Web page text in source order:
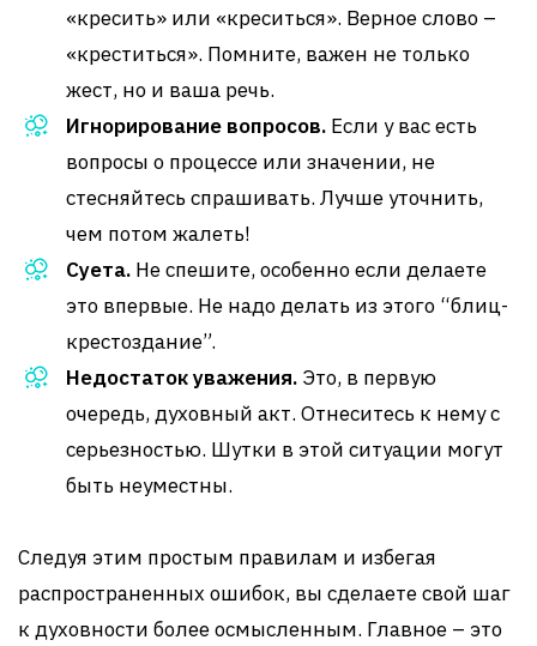
«кресить» или «креситься». Верное слово –
«креститься». Помните, важен не только
жест, но и ваша речь.
Игнорирование вопросов. Если у вас есть
вопросы о процессе или значении, не
стесняйтесь спрашивать. Лучше уточнить,
чем потом жалеть!
Суета. Не спешите, особенно если делаете
это впервые. Не надо делать из этого “блиц-
крестоздание”.
Недостаток уважения. Это, в первую
очередь, духовный акт. Отнеситесь к нему с
серьезностью. Шутки в этой ситуации могут
быть неуместны.
Следуя этим простым правилам и избегая
распространенных ошибок, вы сделаете свой шаг
к духовности более осмысленным. Главное – это